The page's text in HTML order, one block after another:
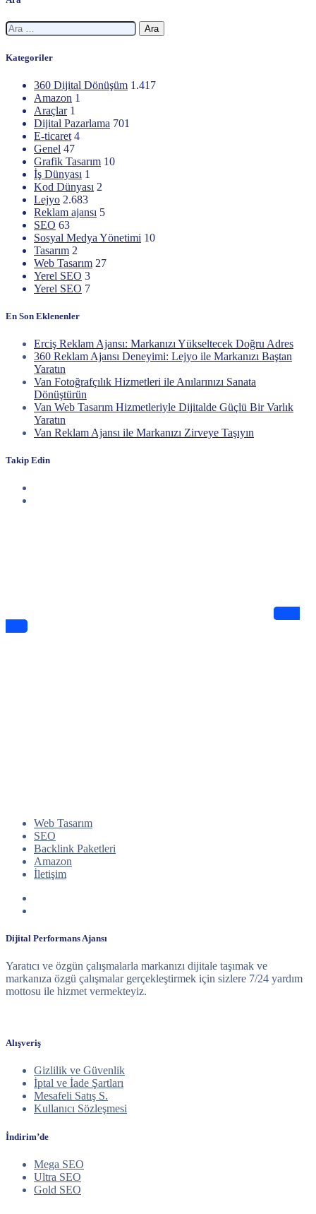
Arama:
Kategoriler
360 Dijital Dönüşüm 1.417
Amazon 1
Araçlar 1
Dijital Pazarlama 701
E-ticaret 4
Genel 47
Grafik Tasarım 10
İş Dünyası 1
Kod Dünyası 2
Lejyo 2.683
Reklam ajansı 5
SEO 63
Sosyal Medya Yönetimi 10
Tasarım 2
Web Tasarım 27
Yerel SEO 3
Yerel SEO 7
En Son Eklenenler
Erciş Reklam Ajansı: Markanızı Yükseltecek Doğru Adres
360 Reklam Ajansı Deneyimi: Lejyo ile Markanızı Baştan
Yaratın
Van Fotoğrafçılık Hizmetleri ile Anılarınızı Sanata
Dönüştürün
Van Web Tasarım Hizmetleriyle Dijitalde Güçlü Bir Varlık
Yaratın
Van Reklam Ajansı ile Markanızı Zirveye Taşıyın
Takip Edin
Web Tasarım
SEO
Backlink Paketleri
Amazon
İletişim
Dijital Performans Ajansı
Yaratıcı ve özgün çalışmalarla markanızı dijitale taşımak ve
markanıza özgü çalışmalar gerçekleştirmek için sizlere 7/24 yardım
mottosu ile hizmet vermekteyiz.
Alışveriş
Gizlilik ve Güvenlik
İptal ve İade Şartları
Mesafeli Satış S.
Kullanıcı Sözleşmesi
İndirim’de
Mega SEO
Ultra SEO
Gold SEO